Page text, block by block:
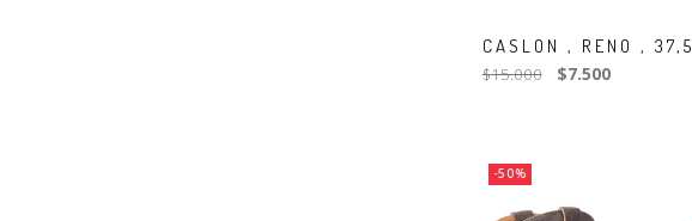
CASLON , RENO , 37,5
$15.000 $7.500
-50%